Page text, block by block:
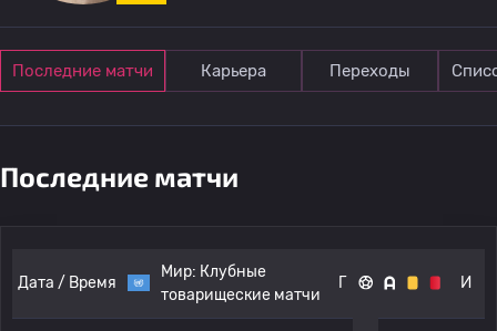
Последние матчи Карьера Переходы
Последние матчи
Дата / Время
Мир: Клубные
товарищеские матчи
Г И